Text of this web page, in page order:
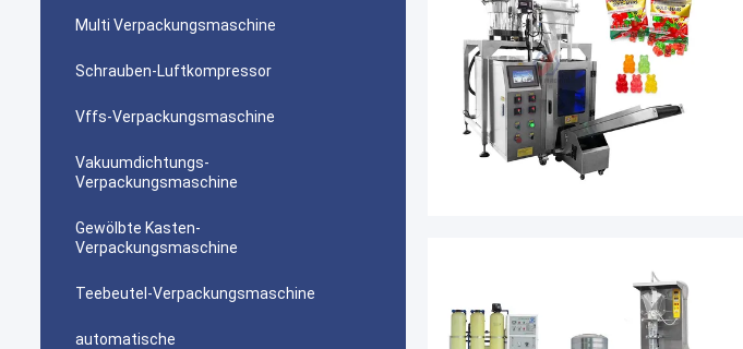
Multi Verpackungsmaschine
Schrauben-Luftkompressor
Vffs-Verpackungsmaschine
Vakuumdichtungs-
Verpackungsmaschine
Gewölbte Kasten-
Verpackungsmaschine
Teebeutel-Verpackungsmaschine
automatische